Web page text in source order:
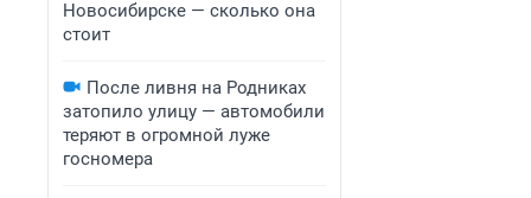
Новосибирске — сколько она
стоит
После ливня на Родниках
затопило улицу — автомобили
теряют в огромной луже
госномера